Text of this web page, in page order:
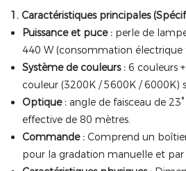
1. Caractéristiques principales
Puissance et puce :perle de
440 W (consommation électrique
Système de couleurs :6 couleurs
couleur (3200K / 5600K / 6000K)
Optique :angle de faisceau de
effective de 80 mètres.
Commande :Comprend un
pour la gradation manuelle et par